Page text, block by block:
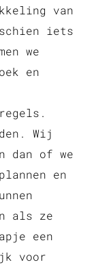
van
iets
we
en
Wij
dan of we
en
als ze
een
voor